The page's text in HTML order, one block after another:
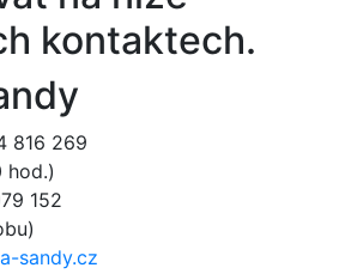
kontaktech.
816 269
hod.)
152
sandy.cz